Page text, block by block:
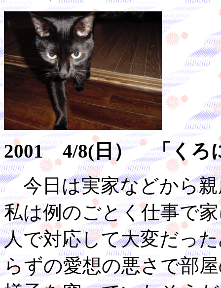
2001 4/8(日） 「くろ
今日は実家などから親
私は例のごとく仕事で
人で対応して大変だっ
らずの愛想の悪さで部